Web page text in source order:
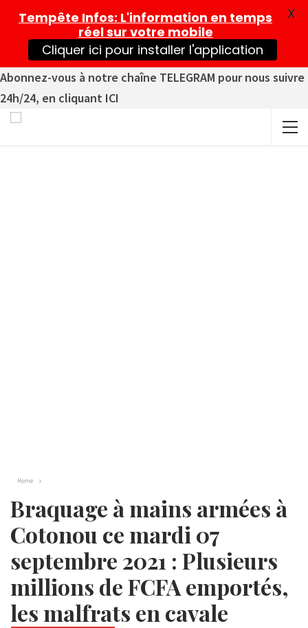
Abonnez-vous à notre chaîne TELEGRAM pour nous suivre
24h/24, en cliquant ICI
Home
Braquage à mains armées à
Cotonou ce mardi 07
septembre 2021 : Plusieurs
millions de FCFA emportés,
les malfrats en cavale
Tempête Infos: L'information en temps
réel sur votre mobile
Cliquer ici pour installer l'application
X